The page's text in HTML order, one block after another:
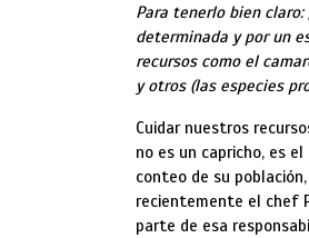
Para tenerlo bien
determinada y por un
recursos como el
y otros (las especies
Cuidar nuestros
no es un capricho, es
conteo de su
recientemente el chef
parte de esa